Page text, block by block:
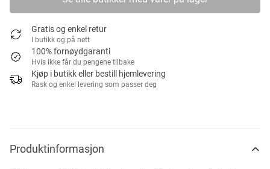
Gratis og enkel retur
I butikk og på nett
100% fornøydgaranti
Hvis ikke får du pengene tilbake
Kjøp i butikk eller bestill hjemlevering
Rask og enkel levering som passer deg
Produktinformasjon